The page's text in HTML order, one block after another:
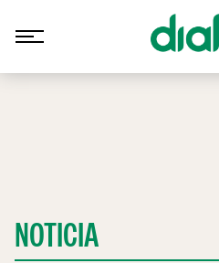
NOTICIA